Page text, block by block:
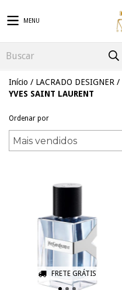
MENU
Início / LACRADO DESIGNER /
YVES SAINT LAURENT
Ordenar por
FRETE GRÁTIS